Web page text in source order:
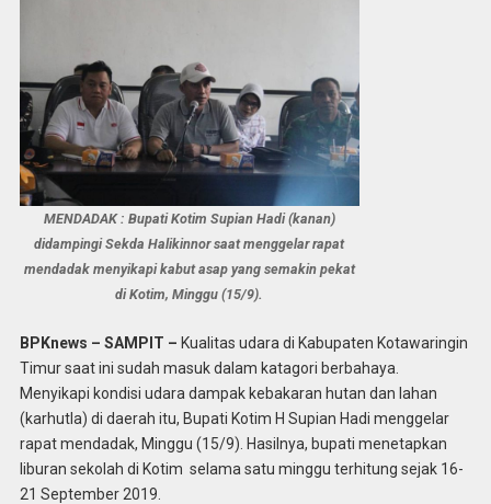
MENDADAK : Bupati Kotim Supian Hadi (kanan)
didampingi Sekda Halikinnor saat menggelar rapat
mendadak menyikapi kabut asap yang semakin pekat
di Kotim, Minggu (15/9).
BPKnews – SAMPIT – Kualitas udara di Kabupaten Kotawaringin
Timur saat ini sudah masuk dalam katagori berbahaya.
Menyikapi kondisi udara dampak kebakaran hutan dan lahan
(karhutla) di daerah itu, Bupati Kotim H Supian Hadi menggelar
rapat mendadak, Minggu (15/9). Hasilnya, bupati menetapkan
liburan sekolah di Kotim selama satu minggu terhitung sejak 16-
21 September 2019.